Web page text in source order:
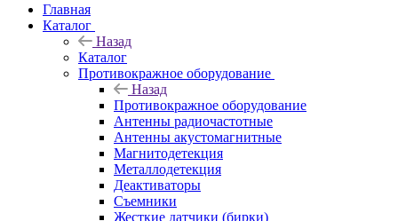
Главная
Каталог
Назад
Каталог
Противокражное оборудование
Назад
Противокражное оборудование
Антенны радиочастотные
Антенны акустомагнитные
Магнитодетекция
Металлодетекция
Деактиваторы
Съемники
Жесткие датчики (бирки)